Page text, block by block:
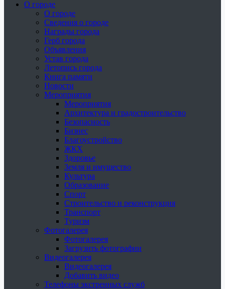
О городе
О городе
Сведения о городе
Награды города
Герб города
Объявления
Устав города
Летопись города
Книга памяти
Новости
Мероприятия
Мероприятия
Архитектура и градостроительство
Безопасность
Бизнес
Благоустройство
ЖКХ
Здоровье
Земля и имущество
Культура
Образование
Спорт
Строительство и реконструкция
Транспорт
Туризм
Фотогалерея
Фотогалерея
Загрузить фотографии
Видеогалерея
Видеогалерея
Добавить видео
Телефоны экстренных служб